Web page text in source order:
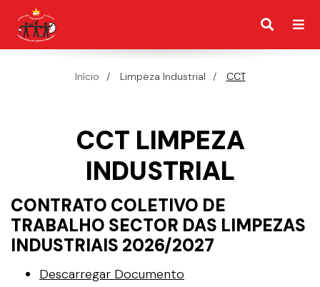
Início Limpeza Industrial CCT
CCT LIMPEZA
INDUSTRIAL
CONTRATO COLETIVO DE
TRABALHO SECTOR DAS LIMPEZAS
INDUSTRIAIS 2026/2027
Descarregar Documento